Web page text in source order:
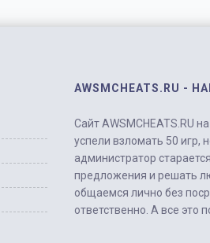
AWSMCHEATS.RU -
Сайт AWSMCHEATS.RU
успели взломать 50 игр,
администратор
предложения и решать
общаемся лично без
ответственно. А все это